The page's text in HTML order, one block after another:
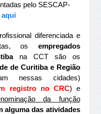
pelo SESCAP-
diferenciada e
os empregados
na CCT são os
de Curitiba e Região
nessas cidades)
registro no CRC) e
da função
alguma das atividades